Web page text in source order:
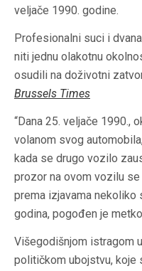
veljače 1990. godine.
Profesionalni suci i
niti jednu olakotnu
osudili na doživotni
Brussels Times
“Dana 25. veljače 1990.,
volanom svog
kada se drugo vozilo
prozor na ovom vozilu
prema izjavama nekoliko
godina, pogođen je
Višegodišnjom istragom
političkom ubojstvu, koje